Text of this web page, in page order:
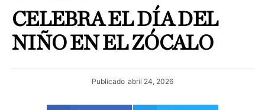
CELEBRA EL DÍA DEL
NIÑO EN EL ZÓCALO
Publicado abril 24, 2026